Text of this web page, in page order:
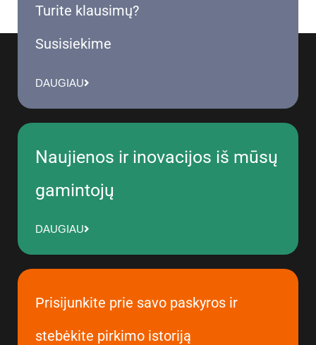
Turite klausimų?
Susisiekime
DAUGIAU
Naujienos ir inovacijos iš mūsų
gamintojų
DAUGIAU
Prisijunkite prie savo paskyros ir
stebėkite pirkimo istoriją